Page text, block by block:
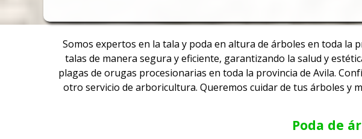
Somos expertos en la tala y poda en altura de árboles en toda la
talas de manera segura y eficiente, garantizando la salud y
plagas de orugas procesionarias en toda la provincia de Avila.
otro servicio de arboricultura. Queremos cuidar de tus árboles y
Poda de